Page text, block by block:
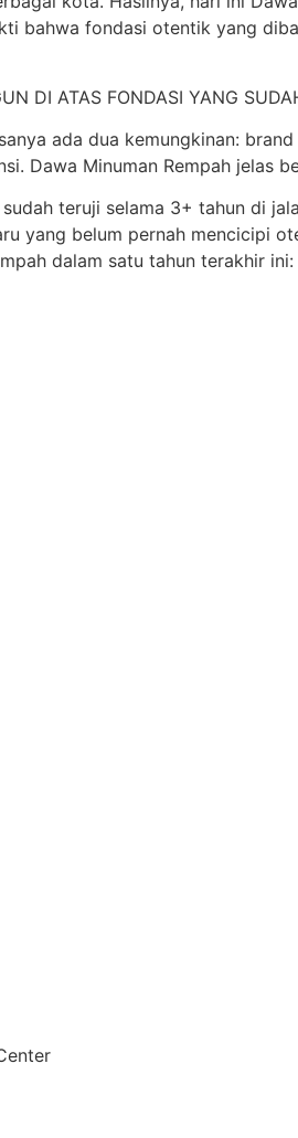
fondasi otentik yang
DI ATAS FONDASI YANG
ada dua kemungkinan:
Dawa Minuman Rempah jelas
teruji selama 3+ tahun di
yang belum pernah mencicipi
dalam satu tahun terakhir ini: